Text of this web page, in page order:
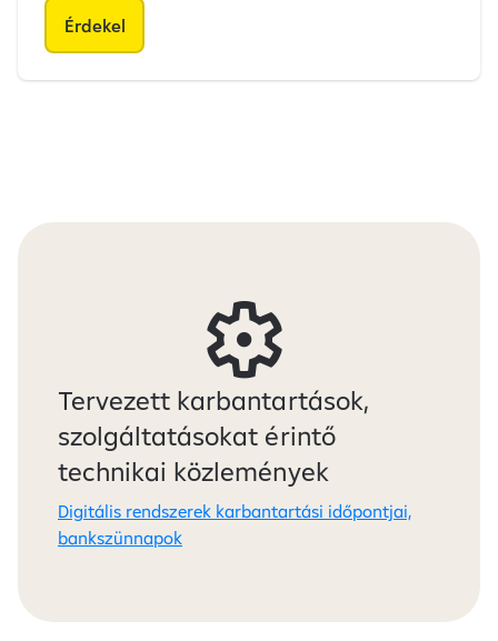
Érdekel
Tervezett karbantartások,
szolgáltatásokat érintő
technikai közlemények
Digitális rendszerek karbantartási időpontjai,
bankszünnapok